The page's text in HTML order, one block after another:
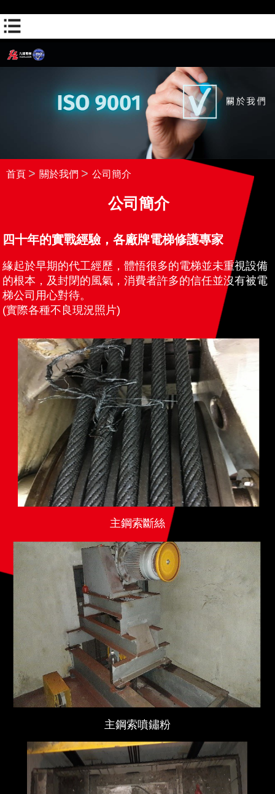
首頁 關於我們 公司簡介
公司簡介
四十年的實戰經驗，各廠牌電梯修護專家
緣起於早期的代工經歷，體悟很多的電梯並未重視設備
的根本，及封閉的風氣，消費者許多的信任並沒有被電
梯公司用心對待。
(實際各種不良現況照片)
主鋼索斷絲
主鋼索噴鏽粉